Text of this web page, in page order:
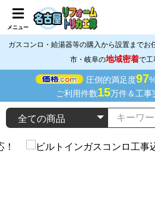
メニュー
ガスコンロ・給湯器等の購入から設置までお
市・岐阜の地域密着で工
圧倒的満足度97
ご利用件数15万件＆工事